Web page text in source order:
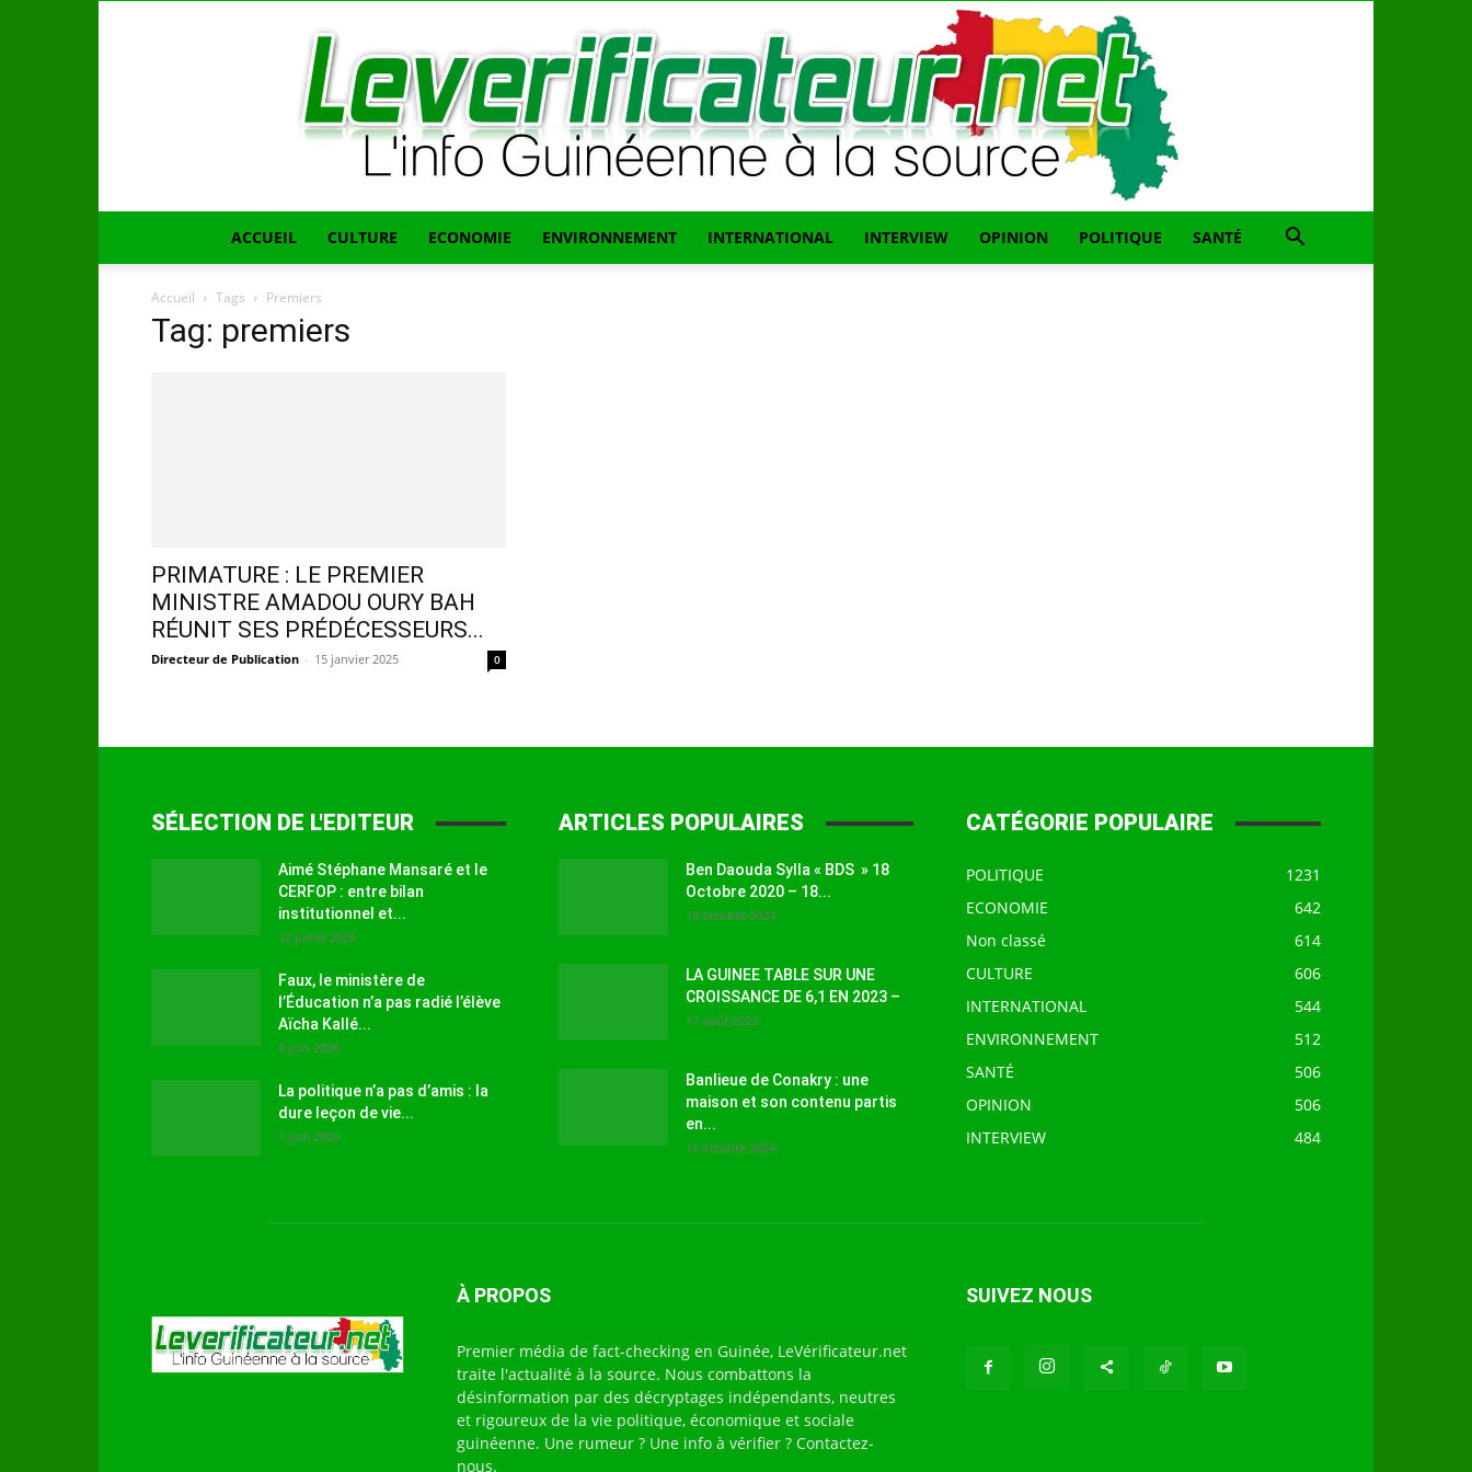
ACCUEIL CULTURE ECONOMIE ENVIRONNEMENT INTERNATIONAL INTERVIEW OPINION POLITIQUE SANTÉ
Accueil Tags Premiers
Tag: premiers
PRIMATURE : LE PREMIER
MINISTRE AMADOU OURY BAH
RÉUNIT SES PRÉDÉCESSEURS...
Directeur de Publication - 15 janvier 2025 0
SÉLECTION DE L'EDITEUR
Aimé Stéphane Mansaré et le
CERFOP : entre bilan
institutionnel et...
12 juillet 2026
Faux, le ministère de
l’Éducation n’a pas radié l’élève
Aïcha Kallé...
9 juin 2026
La politique n’a pas d’amis : la
dure leçon de vie...
1 juin 2026
ARTICLES POPULAIRES
Ben Daouda Sylla « BDS » 18
Octobre 2020 – 18...
18 octobre 2024
LA GUINEE TABLE SUR UNE
CROISSANCE DE 6,1 EN 2023 –
17 août 2023
Banlieue de Conakry : une
maison et son contenu partis
en...
16 octobre 2024
CATÉGORIE POPULAIRE
POLITIQUE
1231
ECONOMIE
642
Non classé
614
CULTURE
606
INTERNATIONAL
544
ENVIRONNEMENT
512
SANTÉ
506
OPINION
506
INTERVIEW
484
À PROPOS
Premier média de fact-checking en Guinée, LeVérificateur.net
traite l'actualité à la source. Nous combattons la
désinformation par des décryptages indépendants, neutres
et rigoureux de la vie politique, économique et sociale
guinéenne. Une rumeur ? Une info à vérifier ? Contactez-
nous.
SUIVEZ NOUS